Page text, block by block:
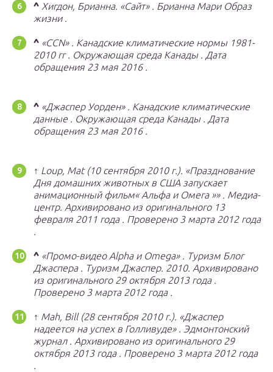
^ Хигдон, Брианна. «Сайт». Брианна Мари Образ
жизни.
^ «CCN». Канадские климатические нормы 1981-
2010 гг. Окружающая среда Канады . Дата
обращения 23 мая 2016.
^ «Джаспер Уорден». Канадские климатические
данные. Окружающая среда Канады . Дата
обращения 23 мая 2016.
↑ Loup, Mat (10 сентября 2010 г.). «Празднование
Дня домашних животных в США запускает
анимационный фильм« Альфа и Омега »». Медиа-
центр. Архивировано из оригинального13
февраля 2011 года . Проверено 3 марта2012 года
.
^ «Промо-видео Alpha и Omega». Туризм Блог
Джаспера. Туризм Джаспер. 2010. Архивировано
из оригинального29 октября 2013 года .
Проверено 3 марта2012 года.
↑ Mah, Bill (28 сентября 2010 г.). «Джаспер
надеется на успех в Голливуде». Эдмонтонский
журнал. Архивировано из оригинального29
октября 2013 года . Проверено 3 марта2012 года
.